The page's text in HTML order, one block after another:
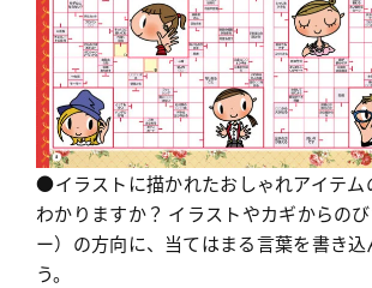
●イラストに描かれたおしゃれアイテム
わかりますか？ イラストやカギからの
ー）の方向に、当てはまる言葉を書き込
う。